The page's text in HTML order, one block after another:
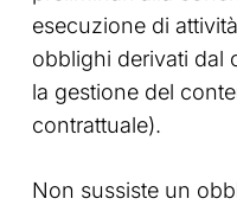
esecuzione di
obblighi derivati dal
la gestione del
contrattuale).
Non sussiste un